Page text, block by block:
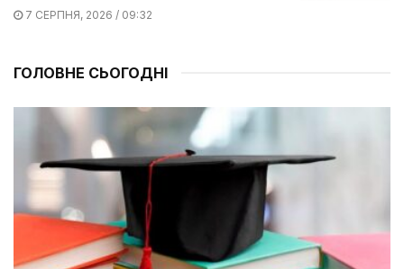
7 СЕРПНЯ, 2026 / 09:32
ГОЛОВНЕ СЬОГОДНІ